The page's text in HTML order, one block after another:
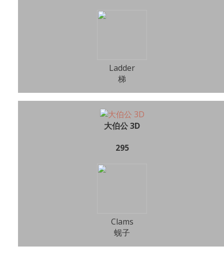
Ladder
梯
大伯公 3D
295
Clams
蚬子